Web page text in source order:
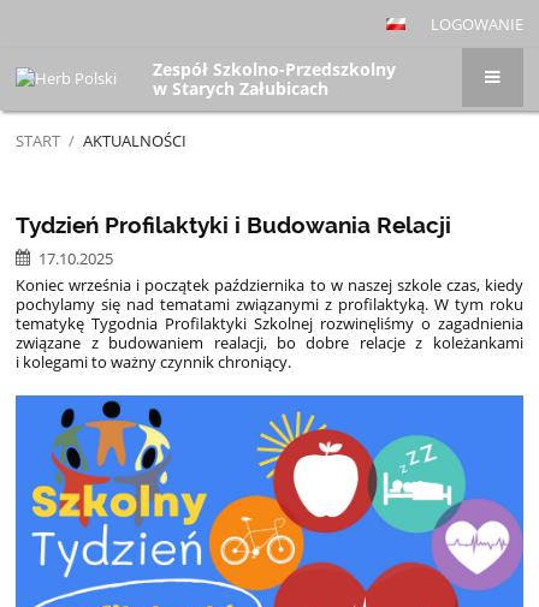
LOGOWANIE
Zespół Szkolno-Przedszkolny
w Starych Załubicach
START / AKTUALNOŚCI
Tydzień Profilaktyki i Budowania Relacji
17.10.2025
Koniec września i początek października to w naszej szkole czas, kiedy
pochylamy się nad tematami związanymi z profilaktyką. W tym roku
tematykę Tygodnia Profilaktyki Szkolnej rozwinęliśmy o zagadnienia
związane z budowaniem realacji, bo dobre relacje z koleżankami
i kolegami to ważny czynnik chroniący.